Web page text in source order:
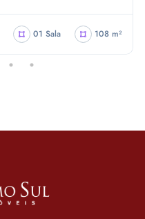
01 Sala 108 m²